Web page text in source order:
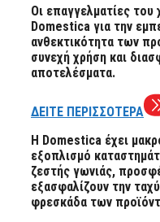
Οι επαγγελματίες
Domestica για την
ανθεκτικότητα των
συνεχή χρήση και
αποτελέσματα.
ΔΕΙΤΕ ΠΕΡΙΣΣΟΤΕΡΑ
Η Domestica έχει
εξοπλισμό
ζεστής γωνιάς,
εξασφαλίζουν την
φρεσκάδα των